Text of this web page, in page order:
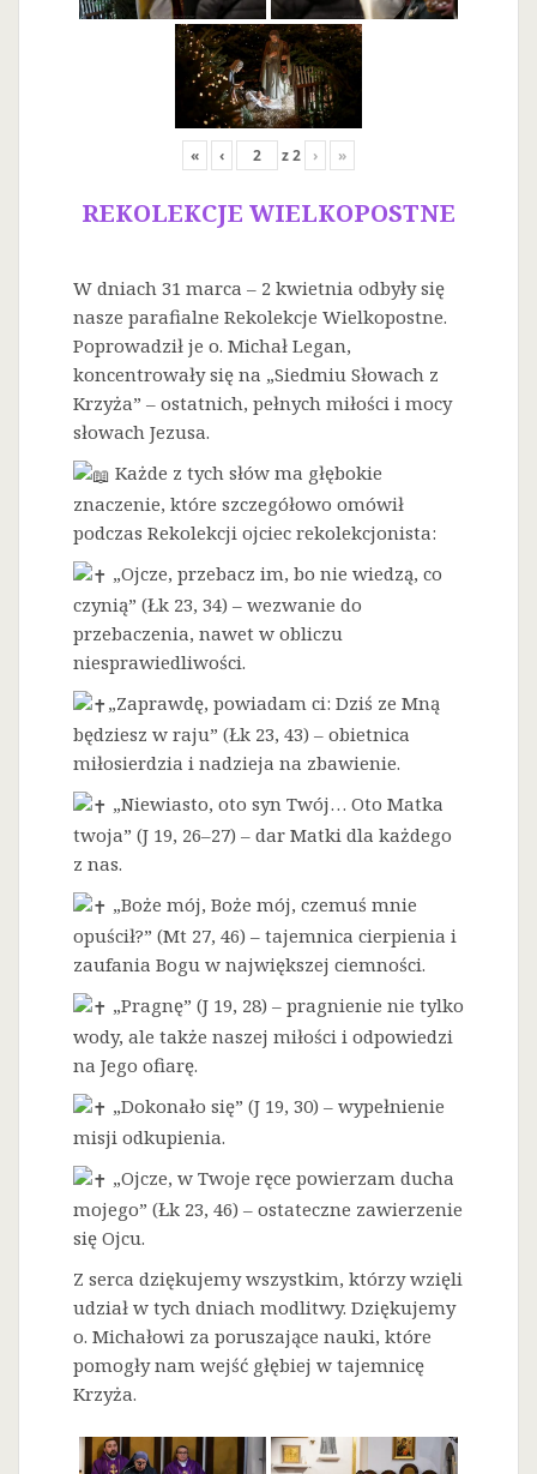
« ‹ z2 › »
REKOLEKCJE WIELKOPOSTNE
W dniach 31 marca – 2 kwietnia odbyły się
nasze parafialne Rekolekcje Wielkopostne.
Poprowadził je o. Michał Legan,
koncentrowały się na „Siedmiu Słowach z
Krzyża” – ostatnich, pełnych miłości i mocy
słowach Jezusa.
Każde z tych słów ma głębokie
znaczenie, które szczegółowo omówił
podczas Rekolekcji ojciec rekolekcjonista:
„Ojcze, przebacz im, bo nie wiedzą, co
czynią” (Łk 23, 34) – wezwanie do
przebaczenia, nawet w obliczu
niesprawiedliwości.
„Zaprawdę, powiadam ci: Dziś ze Mną
będziesz w raju” (Łk 23, 43) – obietnica
miłosierdzia i nadzieja na zbawienie.
„Niewiasto, oto syn Twój… Oto Matka
twoja” (J 19, 26–27) – dar Matki dla każdego
z nas.
„Boże mój, Boże mój, czemuś mnie
opuścił?” (Mt 27, 46) – tajemnica cierpienia i
zaufania Bogu w największej ciemności.
„Pragnę” (J 19, 28) – pragnienie nie tylko
wody, ale także naszej miłości i odpowiedzi
na Jego ofiarę.
„Dokonało się” (J 19, 30) – wypełnienie
misji odkupienia.
„Ojcze, w Twoje ręce powierzam ducha
mojego” (Łk 23, 46) – ostateczne zawierzenie
się Ojcu.
Z serca dziękujemy wszystkim, którzy wzięli
udział w tych dniach modlitwy. Dziękujemy
o. Michałowi za poruszające nauki, które
pomogły nam wejść głębiej w tajemnicę
Krzyża.